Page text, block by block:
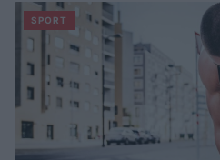
SPORT